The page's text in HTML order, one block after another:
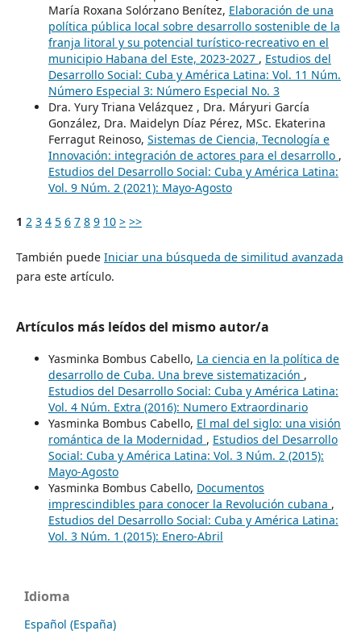
María Roxana Solórzano Benítez, Elaboración de una
política pública local sobre desarrollo sostenible de la
franja litoral y su potencial turístico-recreativo en el
municipio Habana del Este, 2023-2027 , Estudios del
Desarrollo Social: Cuba y América Latina: Vol. 11 Núm.
Número Especial 3: Número Especial No. 3
Dra. Yury Triana Velázquez , Dra. Máryuri García
González, Dra. Maidelyn Díaz Pérez, MSc. Ekaterina
Ferragut Reinoso, Sistemas de Ciencia, Tecnología e
Innovación: integración de actores para el desarrollo ,
Estudios del Desarrollo Social: Cuba y América Latina:
Vol. 9 Núm. 2 (2021): Mayo-Agosto
1 2 3 4 5 6 7 8 9 10 > >>
También puede Iniciar una búsqueda de similitud avanzada
para este artículo.
Artículos más leídos del mismo autor/a
Yasminka Bombus Cabello, La ciencia en la política de
desarrollo de Cuba. Una breve sistematización ,
Estudios del Desarrollo Social: Cuba y América Latina:
Vol. 4 Núm. Extra (2016): Numero Extraordinario
Yasminka Bombus Cabello, El mal del siglo: una visión
romántica de la Modernidad , Estudios del Desarrollo
Social: Cuba y América Latina: Vol. 3 Núm. 2 (2015):
Mayo-Agosto
Yasminka Bombus Cabello, Documentos
imprescindibles para conocer la Revolución cubana ,
Estudios del Desarrollo Social: Cuba y América Latina:
Vol. 3 Núm. 1 (2015): Enero-Abril
Idioma
Español (España)